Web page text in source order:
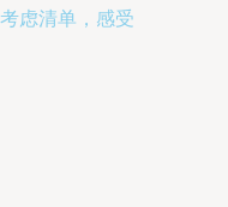
虑清单，感受